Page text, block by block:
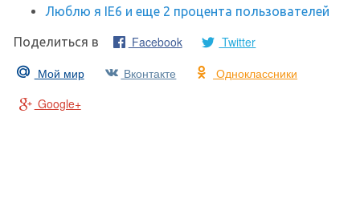
Люблю я IE6 и еще 2 процента пользователей
Поделиться в Facebook
Twitter
Мой мир
Вконтакте
Одноклассники
Google+